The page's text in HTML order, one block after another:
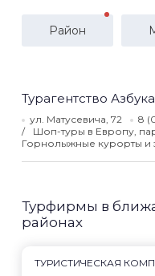
Район
Турагентство
ул. Матусевича, 72 8
Шоп-туры в Европу,
Горнолыжные курорты и
Турфирмы в
районах
ТУРИСТИЧЕСКАЯ